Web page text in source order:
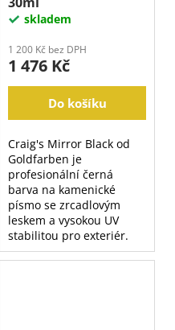
skladem
1 200 Kč bez DPH
1 476 Kč
Do košíku
Craig's Mirror Black od
Goldfarben je
profesionální černá
barva na kamenické
písmo se zrcadlovým
leskem a vysokou UV
stabilitou pro exteriér.